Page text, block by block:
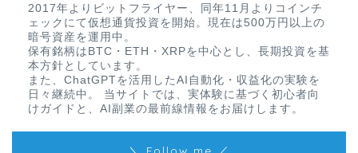
2017年よりビットフライヤー、同年11月よりコインチ
ェックにて仮想通貨投資を開始。現在は500万円以上の
暗号資産を運用中。
保有銘柄はBTC・ETH・XRPを中心とし、長期投資を基
本方針としています。
また、ChatGPTを活用したAI自動化・収益化の実験を
日々継続中。 当サイトでは、実体験に基づく初心者向
けガイドと、AI副業の最前線情報をお届けします。